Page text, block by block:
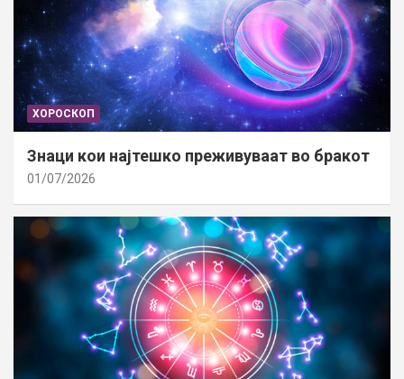
ХОРОСКОП
Знаци кои најтешко преживуваат во бракот
01/07/2026